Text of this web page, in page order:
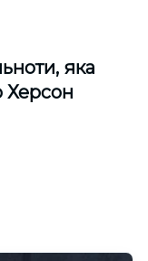
яка
Херсон